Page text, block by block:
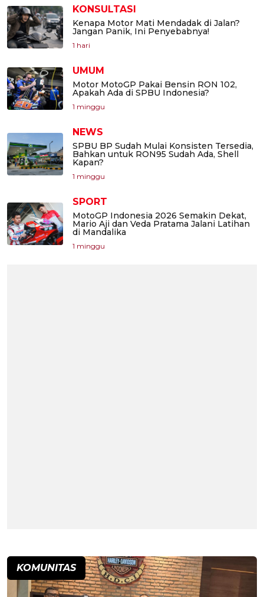
KONSULTASI
Kenapa Motor Mati Mendadak di Jalan?
Jangan Panik, Ini Penyebabnya!
1 hari
UMUM
Motor MotoGP Pakai Bensin RON 102,
Apakah Ada di SPBU Indonesia?
1 minggu
NEWS
SPBU BP Sudah Mulai Konsisten Tersedia,
Bahkan untuk RON95 Sudah Ada, Shell
Kapan?
1 minggu
SPORT
MotoGP Indonesia 2026 Semakin Dekat,
Mario Aji dan Veda Pratama Jalani Latihan
di Mandalika
1 minggu
KOMUNITAS